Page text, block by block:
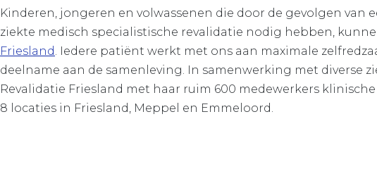
Kinderen, jongeren en volwassenen die door de gevolgen van
ziekte medisch specialistische revalidatie nodig hebben,
Friesland . Iedere patiënt werkt met ons aan maximale
deelname aan de samenleving. In samenwerking met diverse
Revalidatie Friesland met haar ruim 600 medewerkers
8 locaties in Friesland, Meppel en Emmeloord.